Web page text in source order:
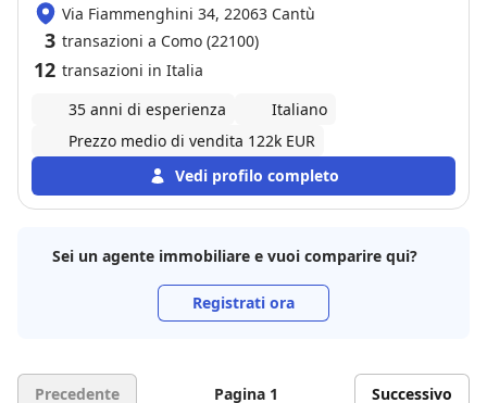
vi guidi passo dopo passo senza farvi prendere dal
panico, Elena e l'agenzia WelcHome sono una
garanzia assoluta. Grazie ancora di tutto!
Via Fiammenghini 34, 22063 Cantù
3 transazioni a Como (22100)
12 transazioni in Italia
35 anni di esperienza
Italiano
Prezzo medio di vendita 122k EUR
Vedi profilo completo
Sei un agente immobiliare e vuoi comparire qui?
Registrati ora
Precedente Pagina 1 Successivo